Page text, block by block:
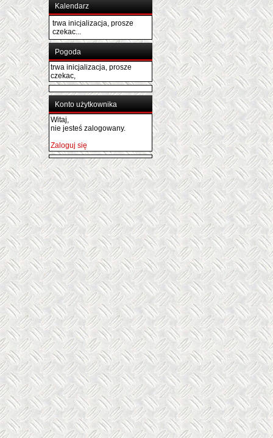
Kalendarz
trwa inicjalizacja, prosze
czekac...
Pogoda
trwa inicjalizacja, prosze
czekac,
Konto użytkownika
Witaj,
nie jesteś zalogowany.
Zaloguj się